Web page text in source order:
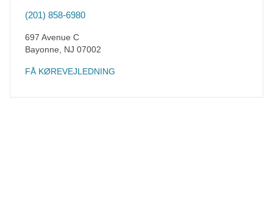
(201) 858-6980
697 Avenue C
Bayonne
NJ 07002
FÅ KØREVEJLEDNING